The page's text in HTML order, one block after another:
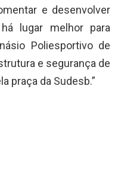
e desenvolver
lugar melhor para
Poliesportivo de
e segurança de
praça da Sudesb.”